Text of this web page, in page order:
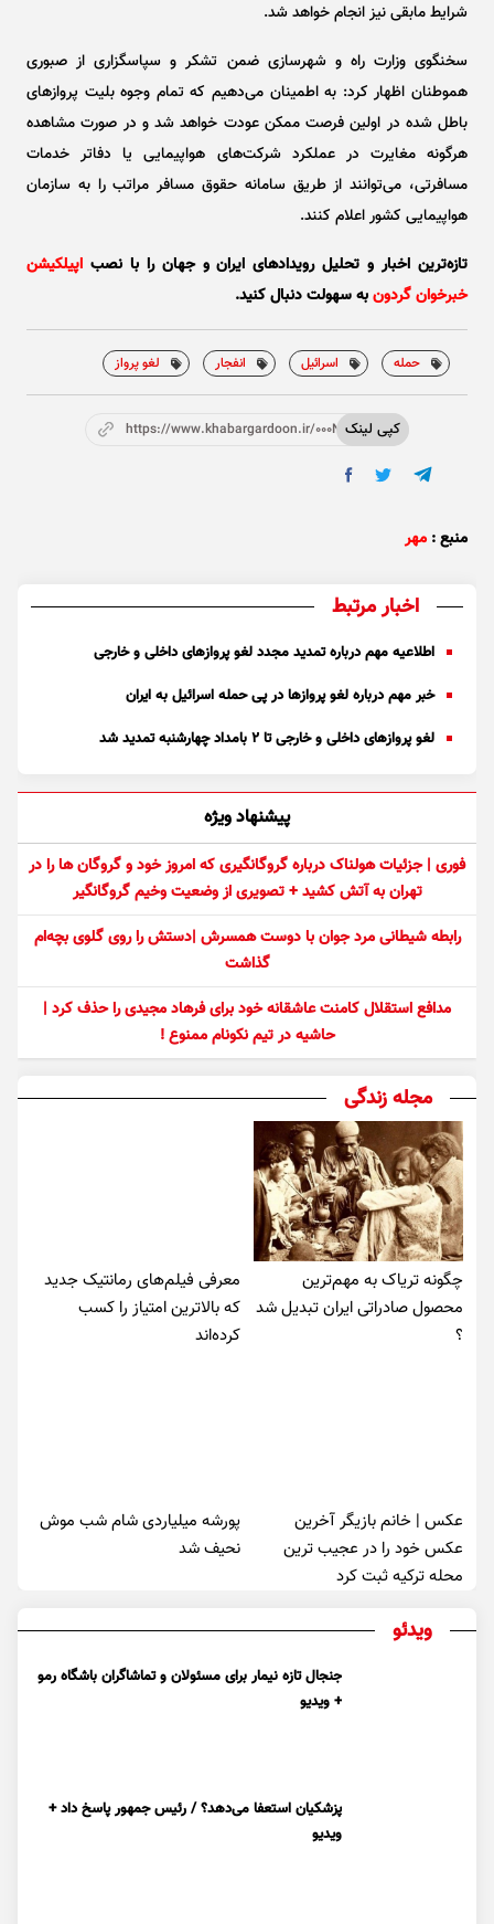
شرایط مابقی نیز انجام خواهد شد.
سخنگوی وزارت راه و شهرسازی ضمن تشکر و سپاسگزاری از صبوری
هموطنان اظهار کرد: به اطمینان می‌دهیم که تمام وجوه بلیت پرواز‌های
باطل شده در اولین فرصت ممکن عودت خواهد شد و در صورت مشاهده
هرگونه مغایرت در عملکرد شرکت‌های هواپیمایی یا دفاتر خدمات
مسافرتی، می‌توانند از طریق سامانه حقوق مسافر مراتب را به سازمان
هواپیمایی کشور اعلام کنند.
تازه‌ترین اخبار و تحلیل‌ رویدادهای ایران و جهان را با نصب اپیلکیشن
خبرخوان گردونبه سهولت دنبال کنید.
حمله اسرائیل انفجار لغو پرواز
کپی لینکhttps://www.khabargardoon.ir/000NaR
منبع : مهر
اخبار مرتبط
اطلاعیه مهم درباره تمدید مجدد لغو پرواز‌های داخلی و خارجی
خبر مهم درباره لغو پرواز‌ها در پی حمله اسرائیل به ایران
لغو پرواز‌های داخلی و خارجی تا ۲ بامداد چهارشنبه تمدید شد
پیشنهاد ویژه
فوری | جزئیات هولناک درباره گروگانگیری که امروز خود و گروگان ها را در
تهران به آتش کشید + تصویری از وضعیت وخیم گروگانگیر
رابطه شیطانی مرد جوان با دوست همسرش |دستش را روی گلوی بچه‌ام
گذاشت
مدافع استقلال کامنت عاشقانه خود برای فرهاد مجیدی را حذف کرد |
حاشیه در تیم نکونام ممنوع !
مجله زندگی
چگونه تریاک به مهم‌ترین
محصول صادراتی ایران تبدیل شد
؟
معرفی فیلم‌های رمانتیک جدید
که بالاترین امتیاز را کسب
کرده‌اند
عکس | خانم بازیگر آخرین
عکس خود را در عجیب ترین
محله ترکیه ثبت کرد
پورشه میلیاردی شام شب موش‌
نحیف شد
ویدئو
جنجال تازه نیمار برای مسئولان و تماشاگران باشگاه رمو
+ ویدیو
پزشکیان استعفا می‌دهد؟ / رئیس جمهور پاسخ داد +
ویدیو